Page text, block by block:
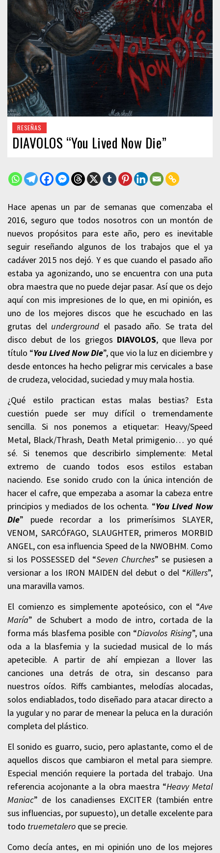
RESEÑAS
DIAVOLOS “You Lived Now Die”
Hace apenas un par de semanas que comenzaba el
2016, seguro que todos nosotros con un montón de
nuevos propósitos para este año, pero es inevitable
seguir reseñando algunos de los trabajos que el ya
cadáver 2015 nos dejó. Y es que cuando el pasado año
estaba ya agonizando, uno se encuentra con una puta
obra maestra que no puede dejar pasar. Así que os dejo
aquí con mis impresiones de lo que, en mi opinión, es
uno de los mejores discos que he escuchado en las
grutas del underground el pasado año. Se trata del
disco debut de los griegos DIAVOLOS, que lleva por
título “You Lived Now Die”, que vio la luz en diciembre y
desde entonces ha hecho peligrar mis cervicales a base
de crudeza, velocidad, suciedad y muy mala hostia.
¿Qué estilo practican estas malas bestias? Esta
cuestión puede ser muy difícil o tremendamente
sencilla. Si nos ponemos a etiquetar: Heavy/Speed
Metal, Black/Thrash, Death Metal primigenio… yo qué
sé. Si tenemos que describirlo simplemente: Metal
extremo de cuando todos esos estilos estaban
naciendo. Ese sonido crudo con la única intención de
hacer el cafre, que empezaba a asomar la cabeza entre
principios y mediados de los ochenta. “You Lived Now
Die” puede recordar a los primerísimos SLAYER,
VENOM, SARCÓFAGO, SLAUGHTER, primeros MORBID
ANGEL, con esa influencia Speed de la NWOBHM. Como
si los POSSESSED del “Seven Churches” se pusiesen a
versionar a los IRON MAIDEN del debut o del “Killers”,
una maravilla vamos.
El comienzo es simplemente apoteósico, con el “Ave
María” de Schubert a modo de intro, cortada de la
forma más blasfema posible con “Diavolos Rising”, una
oda a la blasfemia y la suciedad musical de lo más
apetecible. A partir de ahí empiezan a llover las
canciones una detrás de otra, sin descanso para
nuestros oídos. Riffs cambiantes, melodías alocadas,
solos endiablados, todo diseñado para atacar directo a
la yugular y no parar de menear la peluca en la duración
completa del plástico.
El sonido es guarro, sucio, pero aplastante, como el de
aquellos discos que cambiaron el metal para siempre.
Especial mención requiere la portada del trabajo. Una
referencia acojonante a la obra maestra “Heavy Metal
Maniac” de los canadienses EXCITER (también entre
sus influencias, por supuesto), un detalle excelente para
todo truemetalero que se precie.
Como decía antes, en mi opinión uno de los mejores